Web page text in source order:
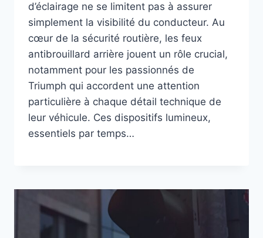
d’éclairage ne se limitent pas à assurer
simplement la visibilité du conducteur. Au
cœur de la sécurité routière, les feux
antibrouillard arrière jouent un rôle crucial,
notamment pour les passionnés de
Triumph qui accordent une attention
particulière à chaque détail technique de
leur véhicule. Ces dispositifs lumineux,
essentiels par temps…